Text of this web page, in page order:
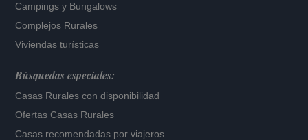
Campings y Bungalows
Complejos Rurales
Viviendas turísticas
Búsquedas especiales:
Casas Rurales con disponibilidad
Ofertas Casas Rurales
Casas recomendadas por viajeros